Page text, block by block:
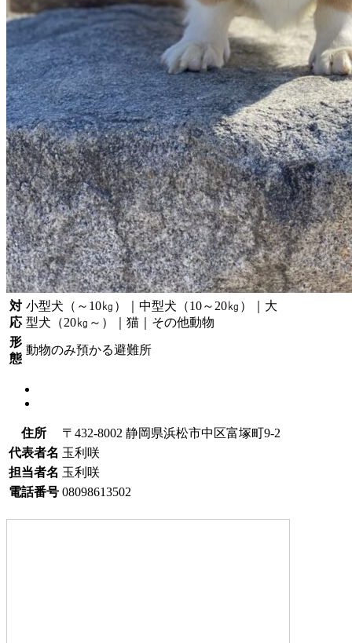
対
応
小型犬（～10㎏）｜中型犬（10～20㎏）｜大
型犬（20㎏～）｜猫｜その他動物
形
態
動物のみ預かる避難所
住所
〒432-8002 静岡県浜松市中区富塚町9-2
代表者名 玉利咲
担当者名 玉利咲
電話番号 08098613502